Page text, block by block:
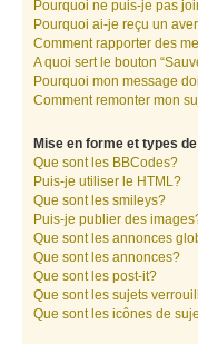
Pourquoi ne puis-je pas
Pourquoi ai-je reçu un
Comment rapporter des
A quoi sert le bouton
Pourquoi mon message
Comment remonter mon
Mise en forme et types
Que sont les BBCodes?
Puis-je utiliser le HTML?
Que sont les smileys?
Puis-je publier des
Que sont les annonces
Que sont les annonces?
Que sont les post-it?
Que sont les sujets
Que sont les icônes de